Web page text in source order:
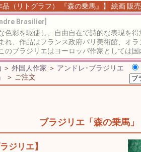
品（リトグラフ） 『森の乗馬』】 絵画 販
Brasilier]
色彩を駆使し、自由自在で詩的な表現を
れ、作品はフランス政府パリ美術館、オ
のブラジリエはヨーロッパ作家としては
＞ 外国人作家 ＞ アンドレ･ブラジリエ
＞ ご注文
ブラジリエ「森の乗馬」
ラジリエ】